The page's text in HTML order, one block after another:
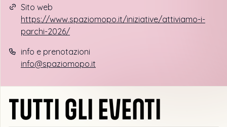
Sito web
https://www.spaziomopo.it/iniziative/attiviamo-i-
parchi-2026/
info e prenotazioni
info@spaziomopo.it
TUTTI GLI EVENTI